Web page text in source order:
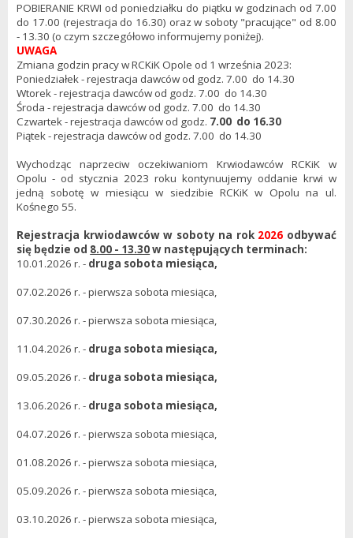
POBIERANIE KRWI od poniedziałku do piątku w godzinach od 7.00
do 17.00 (rejestracja do 16.30) oraz w soboty "pracujące" od 8.00
- 13.30 (o czym szczegółowo informujemy poniżej).
UWAGA
Zmiana godzin pracy w RCKiK Opole od 1 września 2023:
Poniedziałek - rejestracja dawców od godz. 7.00 do 14.30
Wtorek - rejestracja dawców od godz. 7.00 do 14.30
Środa - rejestracja dawców od godz. 7.00 do 14.30
Czwartek - rejestracja dawców od godz. 7.00 do 16.30
Piątek - rejestracja dawców od godz. 7.00 do 14.30
Wychodząc naprzeciw oczekiwaniom Krwiodawców RCKiK w
Opolu - od stycznia 2023 roku kontynuujemy oddanie krwi w
jedną sobotę w miesiącu w siedzibie RCKiK w Opolu na ul.
Kośnego 55.
Rejestracja krwiodawców w soboty na rok 2026 odbywać
się będzie od 8.00 - 13.30w następujących terminach:
10.01.2026 r. - druga sobota miesiąca,
07.02.2026 r. - pierwsza sobota miesiąca,
07.30.2026 r. - pierwsza sobota miesiąca,
11.04.2026 r. - druga sobota miesiąca,
09.05.2026 r. - druga sobota miesiąca,
13.06.2026 r. - druga sobota miesiąca,
04.07.2026 r. - pierwsza sobota miesiąca,
01.08.2026 r. - pierwsza sobota miesiąca,
05.09.2026 r. - pierwsza sobota miesiąca,
03.10.2026 r. - pierwsza sobota miesiąca,